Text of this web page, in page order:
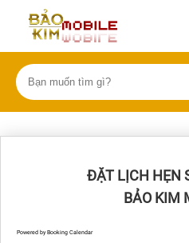
ĐẶT LỊCH HẸN
BẢO KIM
Powered by Booking Calendar